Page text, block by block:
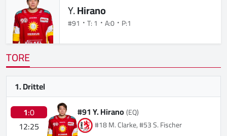
Y.Hirano
#91 T: 1 A:0 P:1
TORE
1. Drittel
1:0
12:25
#91 Y. Hirano(EQ)
#18 M. Clarke, #53 S. Fischer